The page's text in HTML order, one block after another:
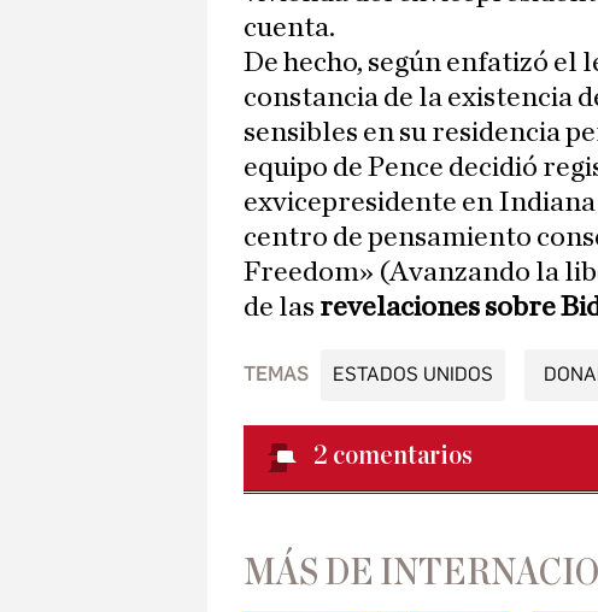
cuenta.
De hecho, según enfatizó el
constancia de la existencia
sensibles en su residencia
equipo de Pence decidió
exvicepresidente en
centro de pensamiento
Freedom» (Avanzando la
de las revelaciones sobre
TEMAS ESTADOS UNIDOS
2 comentarios
MÁS DE